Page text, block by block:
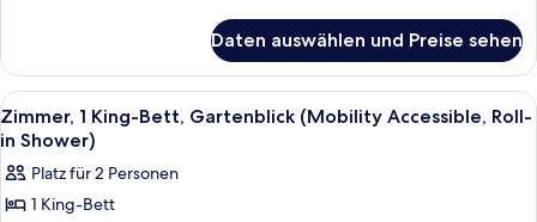
Accessible,
Roll-
in
Shower)
anzeigen
2 Queen-
Betten,
Gartenblick
(Mobility
Accessible,
Roll-
in
Daten auswählen und Preise sehen
Alle
Fotos
Zimmer,
1 King-
Ein Hotelzimmer mit einem großen
4
Zimmer, 1 King-Bett, Gartenblick (Mobility Accessible, Roll-
in Shower)
Platz für 2 Personen
1 King-Bett